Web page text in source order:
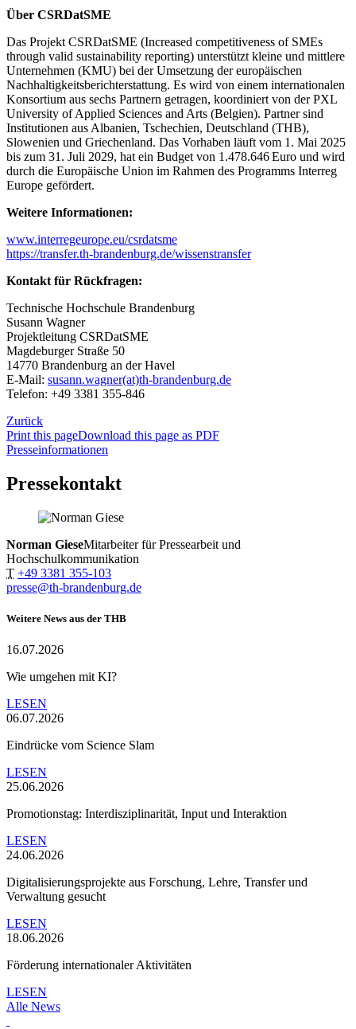
Über CSRDatSME
Das Projekt CSRDatSME (Increased competitiveness of SMEs
through valid sustainability reporting) unterstützt kleine und mittlere
Unternehmen (KMU) bei der Umsetzung der europäischen
Nachhaltigkeitsberichterstattung. Es wird von einem internationalen
Konsortium aus sechs Partnern getragen, koordiniert von der PXL
University of Applied Sciences and Arts (Belgien). Partner sind
Institutionen aus Albanien, Tschechien, Deutschland (THB),
Slowenien und Griechenland. Das Vorhaben läuft vom 1. Mai 2025
bis zum 31. Juli 2029, hat ein Budget von 1.478.646 Euro und wird
durch die Europäische Union im Rahmen des Programms Interreg
Europe gefördert.
Weitere Informationen:
www.interregeurope.eu/csrdatsme
https://transfer.th-brandenburg.de/wissenstransfer
Kontakt für Rückfragen:
Technische Hochschule Brandenburg
Susann Wagner
Projektleitung CSRDatSME
Magdeburger Straße 50
14770 Brandenburg an der Havel
E-Mail: susann.wagner(at)th-brandenburg.de
Telefon: +49 3381 355-846
Zurück
Print this pageDownload this page as PDF
Presseinformationen
Pressekontakt
Norman GieseMitarbeiter für Pressearbeit und
Hochschulkommunikation
T +49 3381 355-103
presse@th-brandenburg.de
Weitere News aus der THB
16.07.2026
Wie umgehen mit KI?
LESEN
06.07.2026
Eindrücke vom Science Slam
LESEN
25.06.2026
Promotionstag: Interdisziplinarität, Input und Interaktion
LESEN
24.06.2026
Digitalisierungsprojekte aus Forschung, Lehre, Transfer und
Verwaltung gesucht
LESEN
18.06.2026
Förderung internationaler Aktivitäten
LESEN
Alle News